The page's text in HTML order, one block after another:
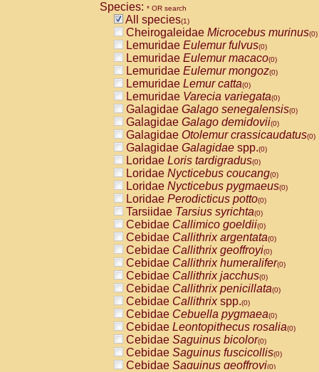
Species: * OR search
All species(1)
Cheirogaleidae Microcebus murinus(0)
Lemuridae Eulemur fulvus(0)
Lemuridae Eulemur macaco(0)
Lemuridae Eulemur mongoz(0)
Lemuridae Lemur catta(0)
Lemuridae Varecia variegata(0)
Galagidae Galago senegalensis(0)
Galagidae Galago demidovii(0)
Galagidae Otolemur crassicaudatus(0)
Galagidae Galagidae spp.(0)
Loridae Loris tardigradus(0)
Loridae Nycticebus coucang(0)
Loridae Nycticebus pygmaeus(0)
Loridae Perodicticus potto(0)
Tarsiidae Tarsius syrichta(0)
Cebidae Callimico goeldii(0)
Cebidae Callithrix argentata(0)
Cebidae Callithrix geoffroyi(0)
Cebidae Callithrix humeralifer(0)
Cebidae Callithrix jacchus(0)
Cebidae Callithrix penicillata(0)
Cebidae Callithrixspp.(0)
Cebidae Cebuella pygmaea(0)
Cebidae Leontopithecus rosalia(0)
Cebidae Saguinus bicolor(0)
Cebidae Saguinus fuscicollis(0)
Cebidae Saguinus geoffroyi(0)